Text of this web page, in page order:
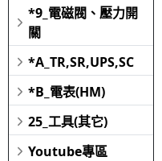
*9_電磁閥、壓力開
關
*A_TR,SR,UPS,SC
*B_電表(HM)
25_工具(其它)
Youtube專區